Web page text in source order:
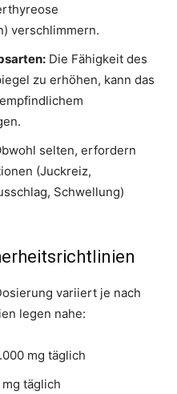
verschlimmern.
Die Fähigkeit des
zu erhöhen, kann das
selten, erfordern
(Juckreiz,
Schwellung)
variiert je nach
legen nahe:
mg täglich
täglich